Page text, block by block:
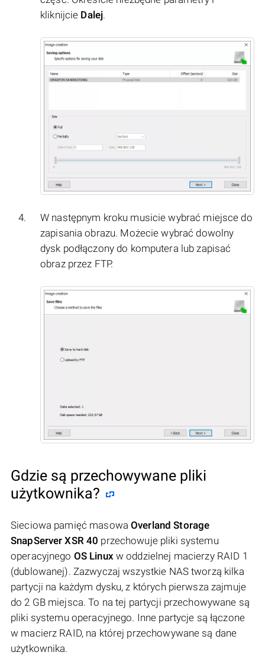
kliknijcie Dalej.
W następnym kroku musicie wybrać miejsce do
zapisania obrazu. Możecie wybrać dowolny
dysk podłączony do komputera lub zapisać
obraz przez FTP.
Gdzie są przechowywane pliki
użytkownika?
Sieciowa pamięć masowaOverland Storage
SnapServer XSR 40 przechowuje pliki systemu
operacyjnego OS Linux w oddzielnej macierzy RAID 1
(dublowanej). Zazwyczaj wszystkie NAS tworzą kilka
partycji na każdym dysku, z których pierwsza zajmuje
do 2 GB miejsca. To na tej partycji przechowywane są
pliki systemu operacyjnego. Inne partycje są łączone
w macierz RAID, na której przechowywane są dane
użytkownika.